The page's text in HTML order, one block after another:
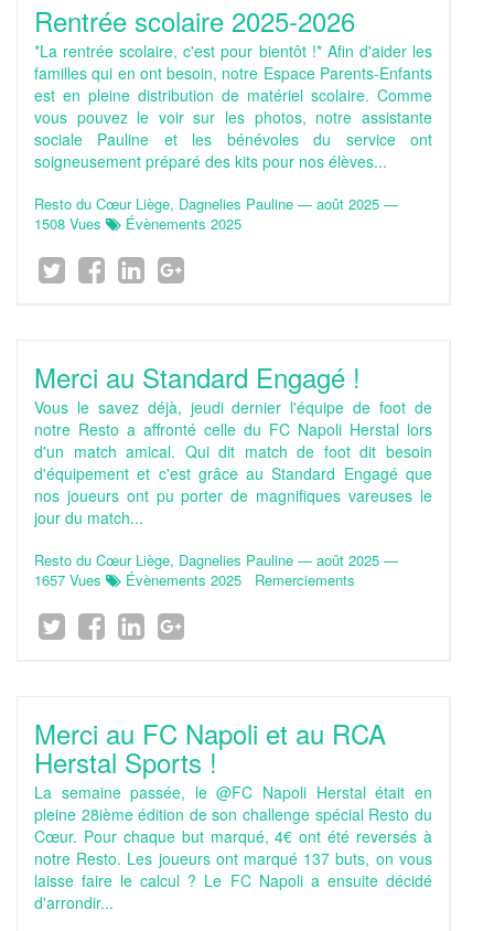
Rentrée scolaire 2025-2026
*La rentrée scolaire, c'est pour bientôt !* Afin d'aider les
familles qui en ont besoin, notre Espace Parents-Enfants
est en pleine distribution de matériel scolaire. Comme
vous pouvez le voir sur les photos, notre assistante
sociale Pauline et les bénévoles du service ont
soigneusement préparé des kits pour nos élèves...
Resto du Cœur Liège, Dagnelies Pauline — août 2025 —
1508 Vues
Évènements 2025
Merci au Standard Engagé !
Vous le savez déjà, jeudi dernier l'équipe de foot de
notre Resto a affronté celle du FC Napoli Herstal lors
d'un match amical. Qui dit match de foot dit besoin
d'équipement et c'est grâce au Standard Engagé que
nos joueurs ont pu porter de magnifiques vareuses le
jour du match...
Resto du Cœur Liège, Dagnelies Pauline — août 2025 —
1657 Vues
Évènements 2025 Remerciements
Merci au FC Napoli et au RCA
Herstal Sports !
La semaine passée, le @FC Napoli Herstal était en
pleine 28ième édition de son challenge spécial Resto du
Cœur. Pour chaque but marqué, 4€ ont été reversés à
notre Resto. Les joueurs ont marqué 137 buts, on vous
laisse faire le calcul ? Le FC Napoli a ensuite décidé
d'arrondir...